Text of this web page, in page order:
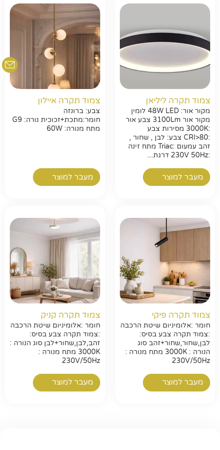
צמוד תקרה ליליאן
מקור אור: 48W LED לומין
מקור אור 3100Lm צבע אור
:3000K מסירות צבע
:CRI>80 צבע: לבן , שחור ,
זהב עמעום :Triac מתח זינה
:230V 50Hz דרגת...
מעבר למוצר
צמוד תקרה איילון
צבע: ברונזה
חומר:מתכת+זכוכית נורה: G9
מתח מנורה: 60W
מעבר למוצר
צמוד תקרה פיקי
חומר :אלומיניום שיטת הרכבה
:צמוד תקרה צבע בסיס:
לבן,שחור,שחור+זהב סוג
הנורה : 3000K מתח מנורה :
230V/50Hz
מעבר למוצר
צמוד תקרה קניק
חומר :אלומיניום שיטת הרכבה
:צמוד תקרה צבע בסיס:
זהב,לבן,שחור+לבן סוג הנורה :
3000K מתח מנורה :
230V/50Hz
מעבר למוצר